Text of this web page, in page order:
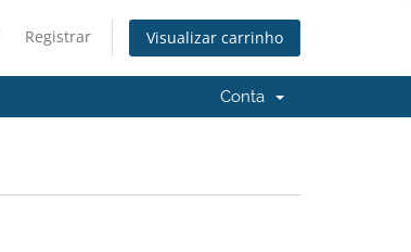
Registrar Visualizar carrinho
Conta